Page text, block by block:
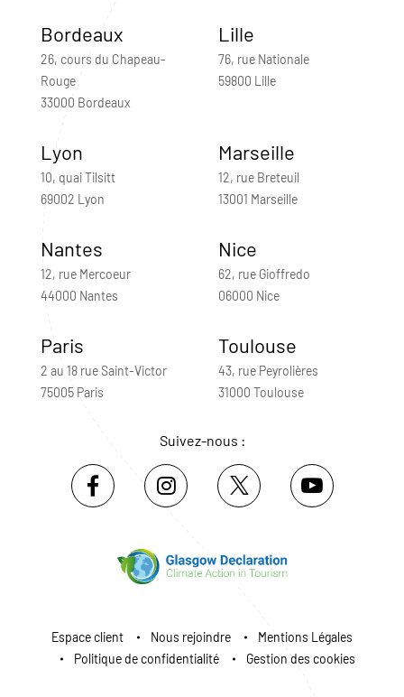
Bordeaux
26, cours du Chapeau-
Rouge
33000 Bordeaux
Lille
76, rue Nationale
59800 Lille
Lyon
10, quai Tilsitt
69002 Lyon
Marseille
12, rue Breteuil
13001 Marseille
Nantes
12, rue Mercoeur
44000 Nantes
Nice
62, rue Gioffredo
06000 Nice
Paris
2 au 18 rue Saint-Victor
75005 Paris
Toulouse
43, rue Peyrolières
31000 Toulouse
Suivez-nous :
Espace client Nous rejoindre
Mentions Légales
Politique de confidentialité
Gestion des cookies